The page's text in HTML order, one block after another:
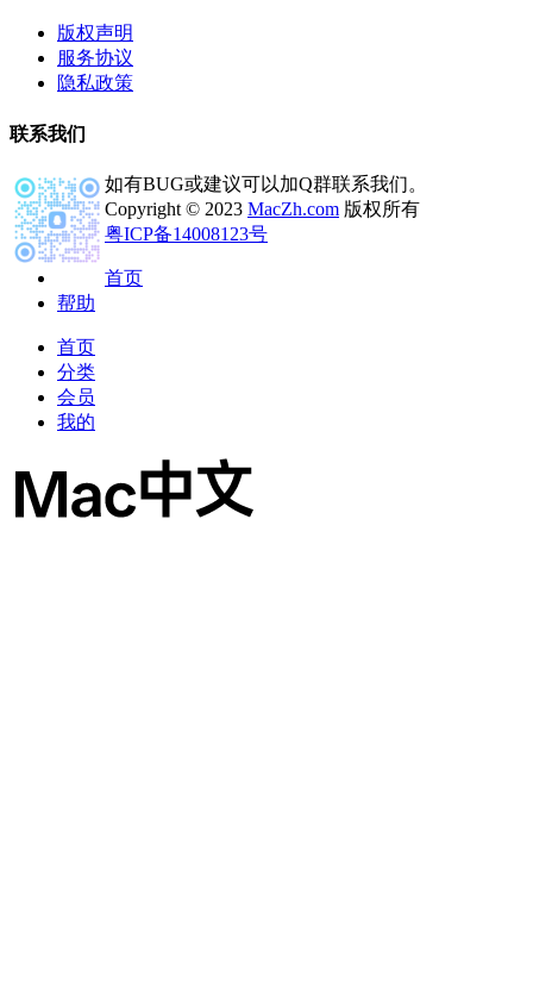
版权声明
服务协议
隐私政策
联系我们
如有BUG或建议可以加Q群联系我们。
Copyright © 2023 MacZh.com 版权所有
粤ICP备14008123号
首页
帮助
首页
分类
会员
我的